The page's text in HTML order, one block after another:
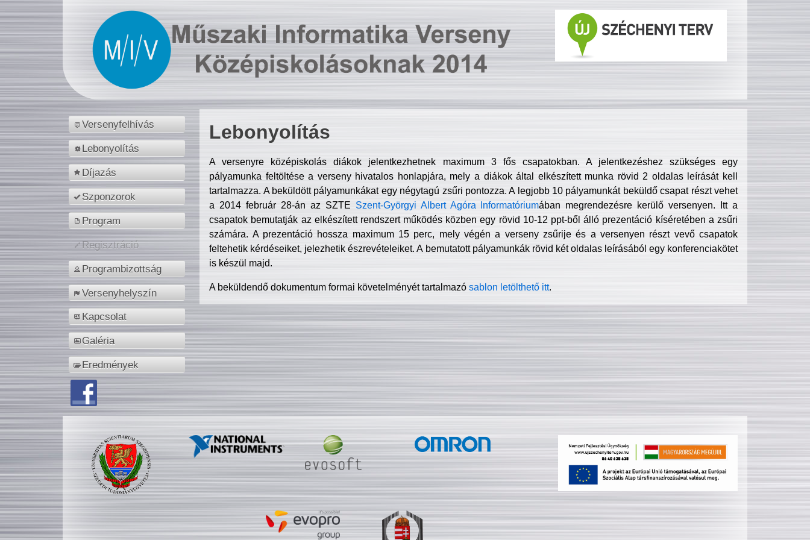
Versenyfelhívás
Lebonyolítás
Díjazás
Szponzorok
Program
Regisztráció
Programbizottság
Versenyhelyszín
Kapcsolat
Galéria
Eredmények
Lebonyolítás
A versenyre középiskolás diákok jelentkezhetnek maximum 3 fős csapatokban. A jelentkezéshez szükséges egy
pályamunka feltöltése a verseny hivatalos honlapjára, mely a diákok által elkészített munka rövid 2 oldalas leírását kell
tartalmazza. A beküldött pályamunkákat egy négytagú zsűri pontozza. A legjobb 10 pályamunkát beküldő csapat részt vehet
a 2014 február 28-án az SZTE Szent-Györgyi Albert Agóra Informatóriumában megrendezésre kerülő versenyen. Itt a
csapatok bemutatják az elkészített rendszert működés közben egy rövid 10-12 ppt-ből álló prezentáció kíséretében a zsűri
számára. A prezentáció hossza maximum 15 perc, mely végén a verseny zsűrije és a versenyen részt vevő csapatok
feltehetik kérdéseiket, jelezhetik észrevételeiket. A bemutatott pályamunkák rövid két oldalas leírásából egy konferenciakötet
is készül majd.
A beküldendő dokumentum formai követelményét tartalmazósablon letölthető itt.